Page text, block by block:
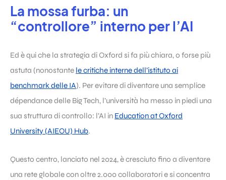
La mossa furba: un
“controllore” interno per l’AI
Ed è qui che la strategia di Oxford si fa più chiara, o forse più
astuta (nonostante le critiche interne dell’istituto ai
benchmark delle IA). Per evitare di diventare una semplice
dépendance delle Big Tech, l’università ha messo in piedi una
sua struttura di controllo: l’AI in Education at Oxford
University (AIEOU) Hub.
Questo centro, lanciato nel 2024, è cresciuto fino a diventare
una rete globale con oltre 2.000 collaboratori e si concentra